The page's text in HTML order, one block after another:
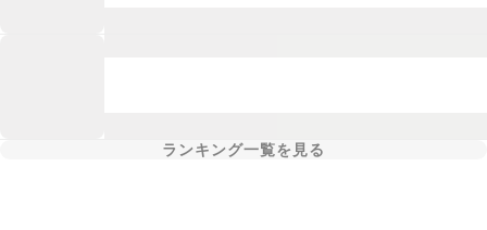
ランキング一覧を見る